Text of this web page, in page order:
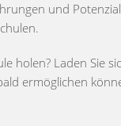
und
holen? Laden Sie
ermöglichen